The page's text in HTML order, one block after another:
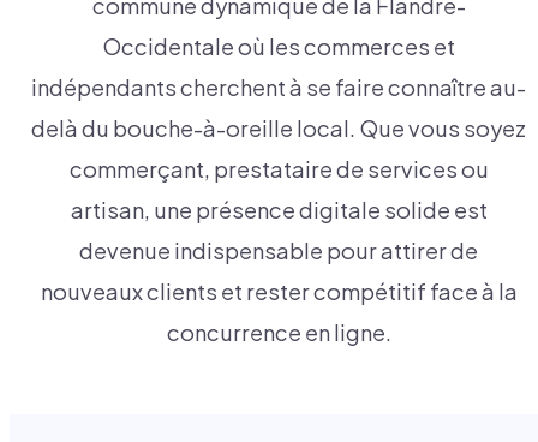
commune dynamique de la Flandre-
Occidentale où les commerces et
indépendants cherchent à se faire connaître au-
delà du bouche-à-oreille local. Que vous soyez
commerçant, prestataire de services ou
artisan, une présence digitale solide est
devenue indispensable pour attirer de
nouveaux clients et rester compétitif face à la
concurrence en ligne.